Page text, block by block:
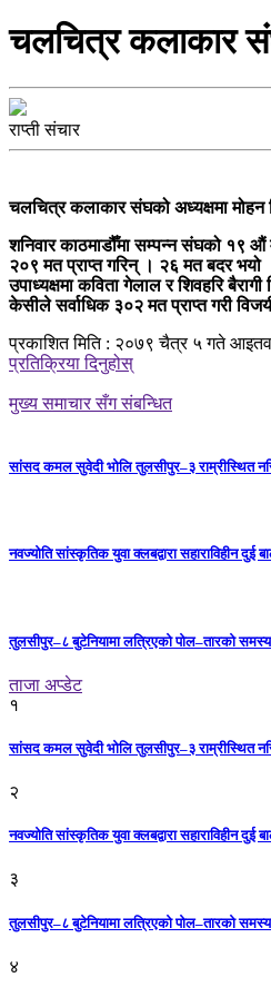
चलचित्र कलाकार
राप्ती संचार
चलचित्र कलाकार संघको अध्यक्षमा मोहन
शनिवार काठमाडौँमा सम्पन्न संघको १९ औं
२०९ मत प्राप्त गरिन् । २६ मत बदर भयो
उपाध्यक्षमा कविता गेलाल र शिवहरि
केसीले सर्वाधिक ३०२ मत प्राप्त गरी
प्रकाशित मिति : २०७९ चैत्र ५ गते
प्रतिक्रिया दिनुहोस्
मुख्य समाचार सँग संबन्धित
सांसद कमल सुवेदी भोलि तुलसीपुर–३ राम्रीस्थित
नवज्योति सांस्कृतिक युवा क्लबद्वारा सहाराविहीन
तुलसीपुर–८ बुटेनियामा लत्रिएको पोल–तारको
ताजा अप्डेट
१
सांसद कमल सुवेदी भोलि तुलसीपुर–३ राम्रीस्थित
२
नवज्योति सांस्कृतिक युवा क्लबद्वारा सहाराविहीन
३
तुलसीपुर–८ बुटेनियामा लत्रिएको पोल–तारको
४